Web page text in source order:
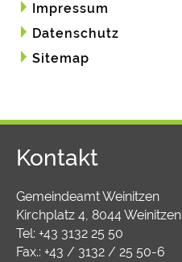
Impressum
Datenschutz
Sitemap
Kontakt
Gemeindeamt Weinitzen
Kirchplatz 4, 8044 Weinitzen
Tel: +43 3132 25 50
Fax.: +43 / 3132 / 25 50-6